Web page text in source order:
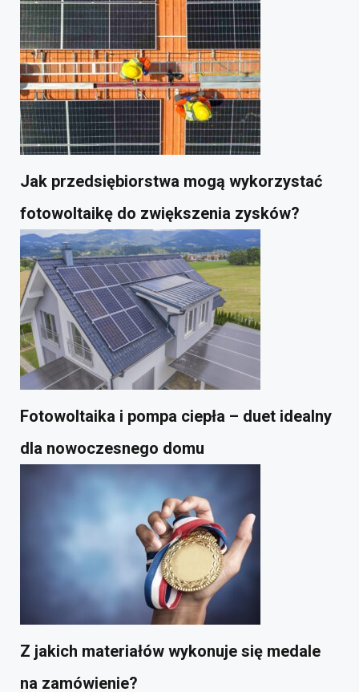
Jak przedsiębiorstwa mogą wykorzystać
fotowoltaikę do zwiększenia zysków?
Fotowoltaika i pompa ciepła – duet idealny
dla nowoczesnego domu
Z jakich materiałów wykonuje się medale
na zamówienie?